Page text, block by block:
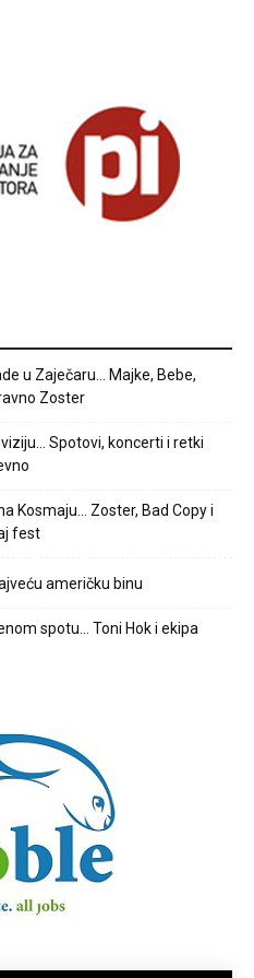
u Zaječaru… Majke, Bebe,
Zoster
Spotovi, koncerti i retki
Kosmaju… Zoster, Bad Copy i
fest
američku binu
spotu… Toni Hok i ekipa